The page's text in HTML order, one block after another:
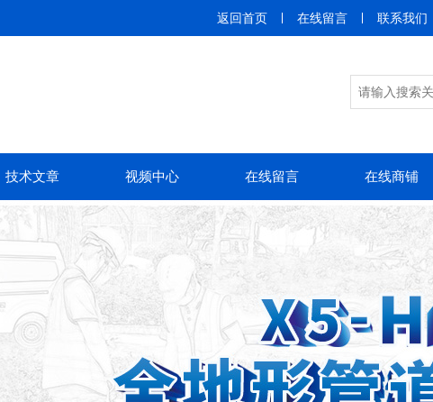
返回首页 在线留言 联系我们
技术文章 视频中心 在线留言 在线商铺